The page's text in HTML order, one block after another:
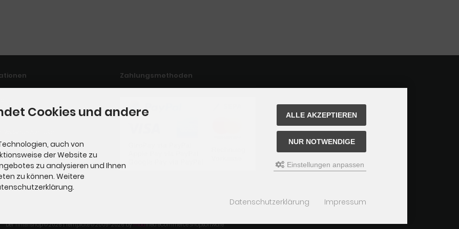
Zahlungsmethoden
Der Tintenshop © 2026 | Template © 2009-2026 bymodified eCommerce Shopsoftware
Cookies und andere
auch von
der Website zu
zu analysieren und Ihnen
zu können. Weitere
ALLE AKZEPTIEREN
NUR NOTWENDIGE
Einstellungen anpassen
Datenschutzerklärung Impressum